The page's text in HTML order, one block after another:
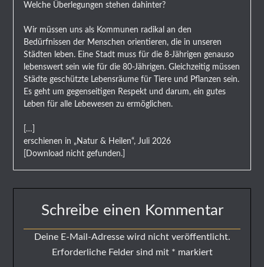
Welche Überlegungen stehen dahinter?
Wir müssen uns als Kommunen radikal an den
Bedürfnissen der Menschen orientieren, die in unseren
Städten leben. Eine Stadt muss für die 8-Jährigen genauso
lebenswert sein wie für die 80-Jährigen. Gleichzeitig müssen
Städte geschützte Lebensräume für Tiere und Pflanzen sein.
Es geht um gegenseitigen Respekt und darum, ein gutes
Leben für alle Lebewesen zu ermöglichen.
[…]
erschienen in „Natur & Heilen“, Juli 2026
[Download nicht gefunden.]
Schreibe einen Kommentar
Deine E-Mail-Adresse wird nicht veröffentlicht.
Erforderliche Felder sind mit * markiert